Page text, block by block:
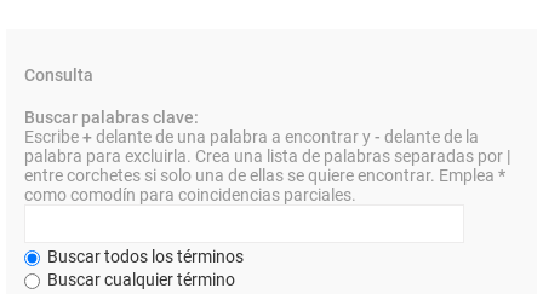
Consulta
Buscar palabras clave:
Escribe+delante de una palabra a encontrar y- delante de la
palabra para excluirla. Crea una lista de palabras separadas por |
entre corchetes si solo una de ellas se quiere encontrar. Emplea *
como comodín para coincidencias parciales.
Buscar todos los términos
Buscar cualquier término